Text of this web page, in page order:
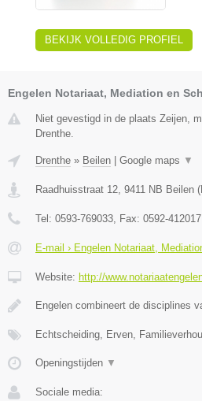
BEKIJK VOLLEDIG PROFIEL
Engelen Notariaat, Mediation en
Niet gevestigd in de plaats Zeijen,
Drenthe.
Drenthe » Beilen Google maps ▼
Raadhuisstraat 12, 9411 NB Beilen (
Tel: 0593-769033, Fax: 0592-412017
E-mail › Engelen Notariaat,
Website: http://
Engelen combineert de disciplines
Echtscheiding, Erven,
Openingstijden ▼
Sociale media: